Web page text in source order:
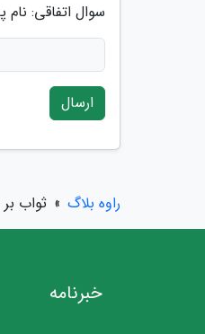
سوال اتفاقی:
ارسال
راوه بلاگ » ثواب
خبرنامه